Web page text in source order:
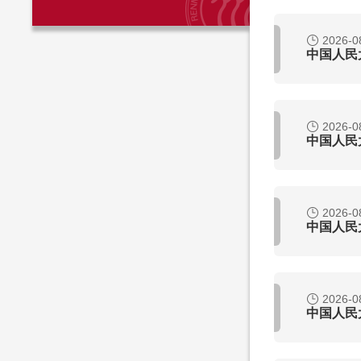
2026-
中国人
2026-
中国人
2026-
中国人
2026-
中国人